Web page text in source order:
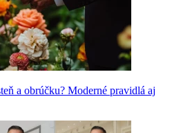
a obrúčku? Moderné pravidlá aj